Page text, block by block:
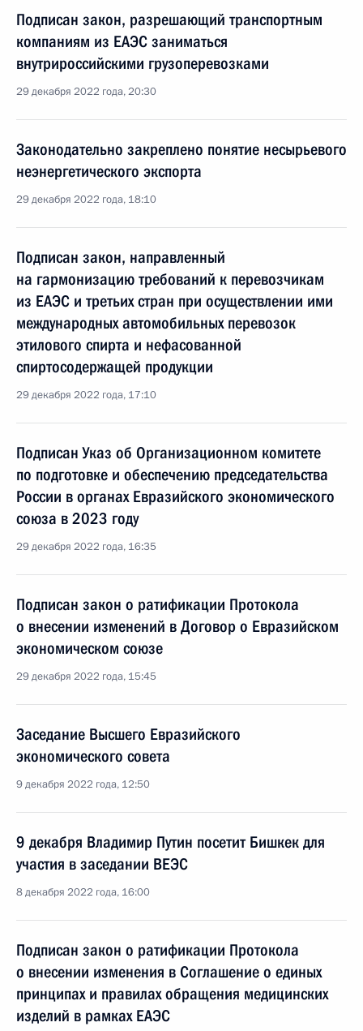
Подписан закон, разрешающий транспортным
компаниям из ЕАЭС заниматься
внутрироссийскими грузоперевозками
29 декабря 2022 года, 20:30
Законодательно закреплено понятие несырьевого
неэнергетического экспорта
29 декабря 2022 года, 18:10
Подписан закон, направленный
на гармонизацию требований к перевозчикам
из ЕАЭС и третьих стран при осуществлении ими
международных автомобильных перевозок
этилового спирта и нефасованной
спиртосодержащей продукции
29 декабря 2022 года, 17:10
Подписан Указ об Организационном комитете
по подготовке и обеспечению председательства
России в органах Евразийского экономического
союза в 2023 году
29 декабря 2022 года, 16:35
Подписан закон о ратификации Протокола
о внесении изменений в Договор о Евразийском
экономическом союзе
29 декабря 2022 года, 15:45
Заседание Высшего Евразийского
экономического совета
9 декабря 2022 года, 12:50
9 декабря Владимир Путин посетит Бишкек для
участия в заседании ВЕЭС
8 декабря 2022 года, 16:00
Подписан закон о ратификации Протокола
о внесении изменения в Соглашение о единых
принципах и правилах обращения медицинских
изделий в рамках ЕАЭС